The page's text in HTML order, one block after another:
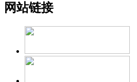
网站链接